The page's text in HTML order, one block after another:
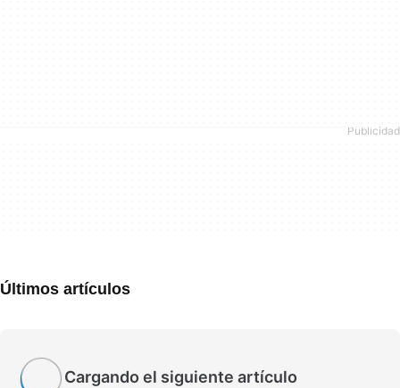
Últimos artículos
Cargando el siguiente artículo